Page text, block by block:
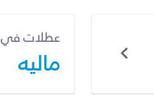
عطلات في
ماليه